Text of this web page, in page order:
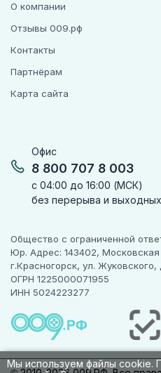
Мы используем файлы cookie.
Офис
8 800 707 8 003
с 04:00 до 16:00 (МСК)
без перерыва и выходных
О компании
Отзывы 009.рф
Контакты
Партнёрам
Карта сайта
Общество с ограниченной
Юр. Адрес: 143402, Московская
г.Красногорск, ул.
ОГРН 1225000071955
ИНН 5024223277